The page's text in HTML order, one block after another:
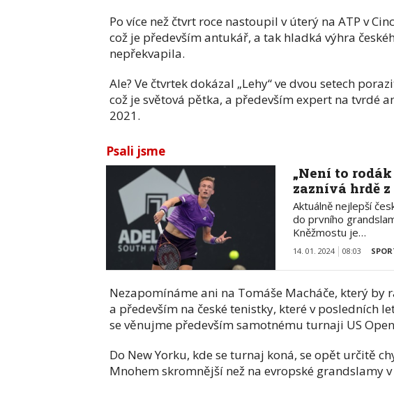
Po více než čtvrt roce nastoupil v úterý na ATP v
což je především antukář, a tak hladká výhra
nepřekvapila.
Ale? Ve čtvrtek dokázal „Lehy“ ve dvou setech
což je světová pětka, a především expert na tvrdé
2021.
Psali jsme
„Není to
zaznívá hrdě
Aktuálně nejlepší
do prvního
Kněžmostu je…
14. 01. 2024 08:03
Nezapomínáme ani na Tomáše Macháče, který by
a především na české tenistky, které v posledních
se věnujme především samotnému turnaji US
Do New Yorku, kde se turnaj koná, se opět určitě
Mnohem skromnější než na evropské grandslamy